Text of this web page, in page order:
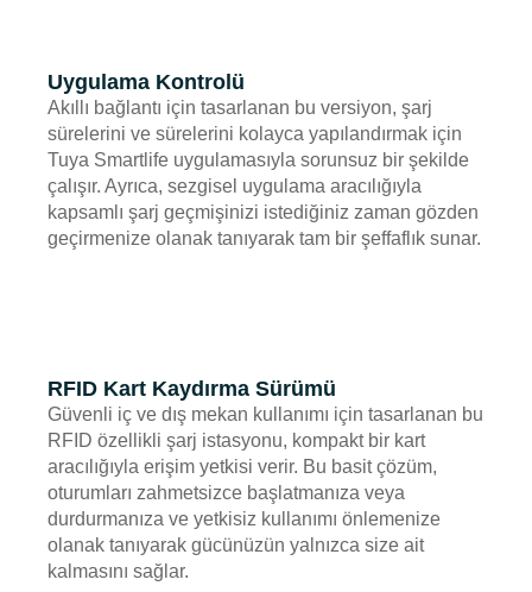
Uygulama Kontrolü
Akıllı bağlantı için tasarlanan bu versiyon, şarj
sürelerini ve sürelerini kolayca yapılandırmak için
Tuya Smartlife uygulamasıyla sorunsuz bir şekilde
çalışır. Ayrıca, sezgisel uygulama aracılığıyla
kapsamlı şarj geçmişinizi istediğiniz zaman gözden
geçirmenize olanak tanıyarak tam bir şeffaflık sunar.
RFID Kart Kaydırma Sürümü
Güvenli iç ve dış mekan kullanımı için tasarlanan bu
RFID özellikli şarj istasyonu, kompakt bir kart
aracılığıyla erişim yetkisi verir. Bu basit çözüm,
oturumları zahmetsizce başlatmanıza veya
durdurmanıza ve yetkisiz kullanımı önlemenize
olanak tanıyarak gücünüzün yalnızca size ait
kalmasını sağlar.